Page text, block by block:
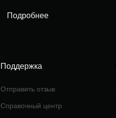
Подробнее
Поддержка
Отправить отзыв
Справочный центр